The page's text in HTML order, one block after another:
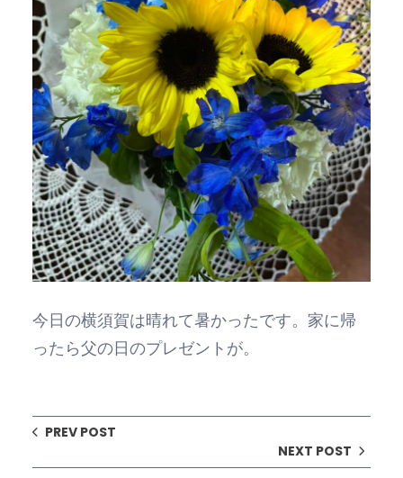
今日の横須賀は晴れて暑かったです。家に帰
ったら父の日のプレゼントが。
PREV POST
NEXT POST